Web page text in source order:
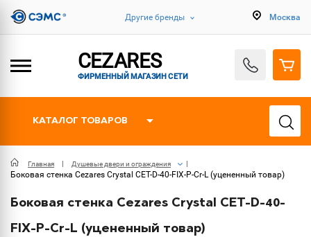
Другие бренды Москва
CEZARES
ФИРМЕННЫЙ МАГАЗИН СЕТИ
КАТАЛОГ ТОВАРОВ
Главная Душевые двери и ограждения
Боковая стенка Cezares Crystal CET-D-40-FIX-P-Cr-L (уцененный товар)
Боковая стенка Cezares Crystal CET-D-40-
FIX-P-Cr-L (уцененный товар)